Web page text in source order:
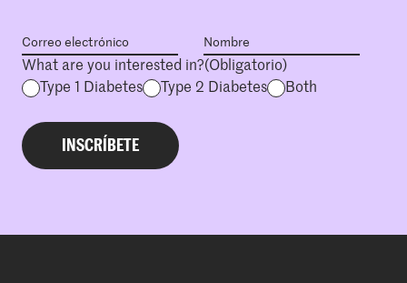
What are you interested in?(Obligatorio)
Type 1 Diabetes
Type 2 Diabetes Both